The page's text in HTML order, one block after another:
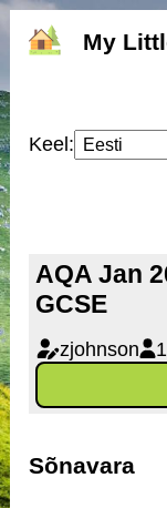
My
Keel:
AQA Jan
GCSE
zjohnson 1
Sõnavara